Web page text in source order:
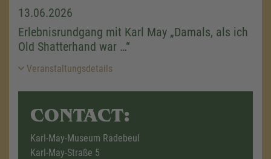
13.06.2026
Erlebnisrundgang mit Karl May „Damals, als ich
Old Shatterhand war …“
Veranstaltungsdetails
CONTACT:
Karl-May-Museum Radebeul
Karl-May-Straße 5